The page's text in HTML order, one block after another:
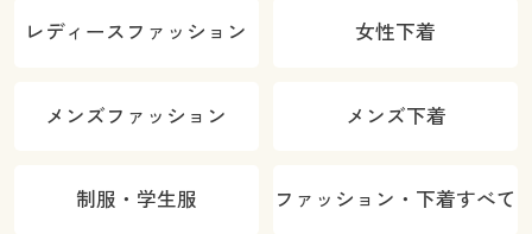
レディースファッション 女性下着
メンズファッション メンズ下着
制服・学生服 ファッション・下着すべて